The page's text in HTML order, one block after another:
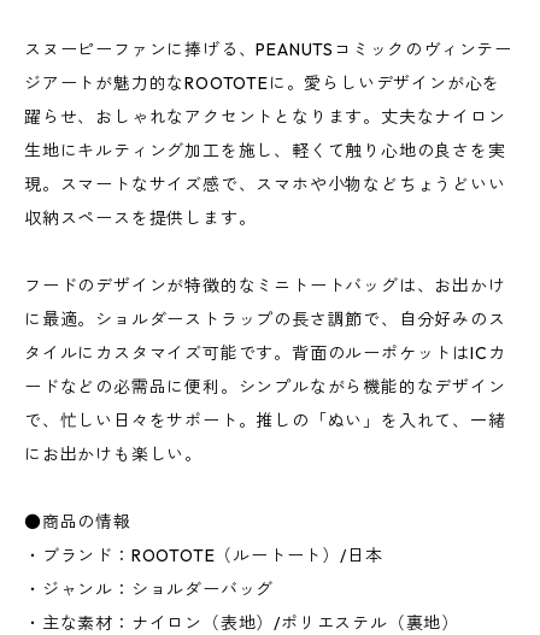
スヌーピーファンに捧げる、PEANUTSコミックのヴィンテー
ジアートが魅力的なROOTOTEに。愛らしいデザインが心を
躍らせ、おしゃれなアクセントとなります。丈夫なナイロン
生地にキルティング加工を施し、軽くて触り心地の良さを実
現。スマートなサイズ感で、スマホや小物などちょうどいい
収納スペースを提供します。
フードのデザインが特徴的なミニトートバッグは、お出かけ
に最適。ショルダーストラップの長さ調節で、自分好みのス
タイルにカスタマイズ可能です。背面のルーポケットはICカ
ードなどの必需品に便利。シンプルながら機能的なデザイン
で、忙しい日々をサポート。推しの「ぬい」を入れて、一緒
にお出かけも楽しい。
●商品の情報
・ブランド：ROOTOTE（ルートート）/日本
・ジャンル：ショルダーバッグ
・主な素材：ナイロン（表地）/ポリエステル（裏地）